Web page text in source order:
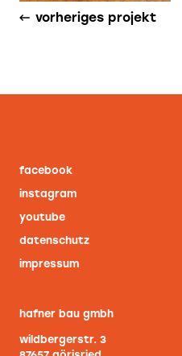
vorheriges projekt
facebook
instagram
youtube
datenschutz
impressum
hafner bau gmbh
wildbergerstr. 3